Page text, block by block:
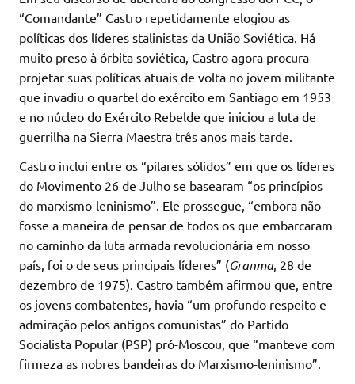
“Comandante” Castro repetidamente elogiou as
políticas dos líderes stalinistas da União Soviética. Há
muito preso à órbita soviética, Castro agora procura
projetar suas políticas atuais de volta no jovem militante
que invadiu o quartel do exército em Santiago em 1953
e no núcleo do Exército Rebelde que iniciou a luta de
guerrilha na Sierra Maestra três anos mais tarde.
Castro inclui entre os “pilares sólidos” em que os líderes
do Movimento 26 de Julho se basearam “os princípios
do marxismo-leninismo”. Ele prossegue, “embora não
fosse a maneira de pensar de todos os que embarcaram
no caminho da luta armada revolucionária em nosso
país, foi o de seus principais líderes” (Granma, 28 de
dezembro de 1975). Castro também afirmou que, entre
os jovens combatentes, havia “um profundo respeito e
admiração pelos antigos comunistas” do Partido
Socialista Popular (PSP) pró-Moscou, que “manteve com
firmeza as nobres bandeiras do Marxismo-leninismo”.